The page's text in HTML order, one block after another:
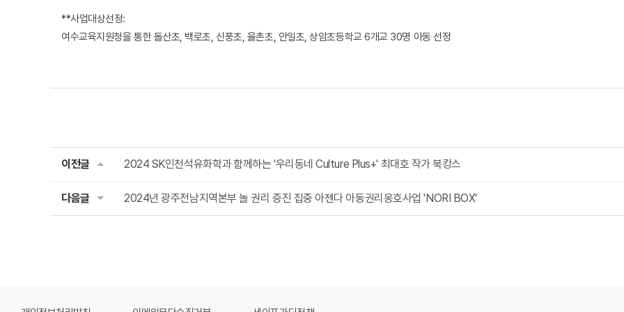
**사업대상선정:
여수교육지원청을 통한 돌산초, 백로초, 신풍초, 율촌초, 안일초, 상암초등학교 6개교 30명 아동 선정
이전글 2024 SK인천석유화학과 함께하는 '우리동네 Culture Plus+' 최대호 작가 북캉스
다음글 2024년 광주전남지역본부 놀 권리 증진 집중 아젠다 아동권리옹호사업 'NORI BOX'